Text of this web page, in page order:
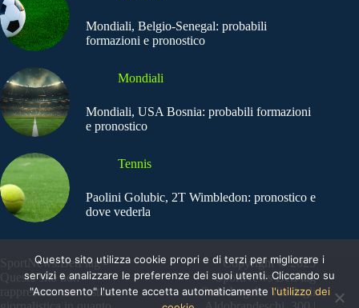
Mondiali, Belgio-Senegal: probabili
formazioni e pronostico
Mondiali
Mondiali, USA Bosnia: probabili formazioni
e pronostico
Tennis
Paolini Golubic, 2T Wimbledon: pronostico e
dove vederla
SportNews.BetFlag -
Questo sito non
rappresenta una testata
Copyright © 2025
SportNews BetFlag
Sede Legale: Via degli
Questo sito utilizza cookie propri e di terzi per migliorare i
servizi e analizzare le preferenze dei suoi utenti. Cliccando su
"Acconsento" l'utente accetta automaticamente l'utilizzo dei